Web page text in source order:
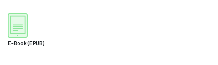
E-Book(EPUB)